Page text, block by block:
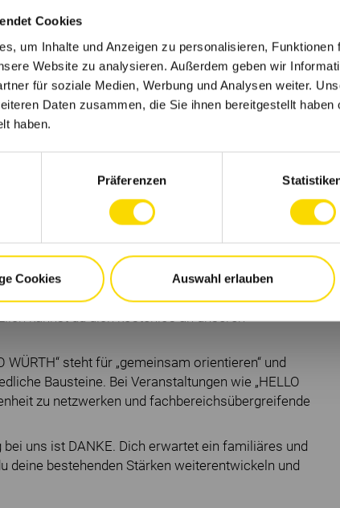
Cookies
um Inhalte und Anzeigen zu personalisieren,
Website zu analysieren. Außerdem geben wir
für soziale Medien, Werbung und Analysen weiter.
Daten zusammen, die Sie ihnen bereitgestellt
haben.
Präferenzen
Cookies Auswahl erlauben
Unternehmenskultur:
Pflichtpraktikum erwarten dich 1.400 € brutto
oder länger ein freiwilliges Praktikum oder
uns, erhältst du 2.420 € brutto pro Monat.
Sport- und Entspannungskursen - vor Ort und
10.000 Sport- und Wellnesseinrichtungen mit
Wellpass.
Umgebung zu erleichtern, bieten wir - je nach
einer unserer Firmenwohnungen zu wohnen.
Betriebsrestaurant täglich frische, regionale
- dabei wird dein Mittagessen zu 50 % vom
kannst du dich kostenlos an unseren
steht für „gemeinsam orientieren“ und
Bausteine. Bei Veranstaltungen wie „HELLO
zu netzwerken und fachbereichsübergreifende
uns ist DANKE. Dich erwartet ein familiäres und
deine bestehenden Stärken weiterentwickeln und